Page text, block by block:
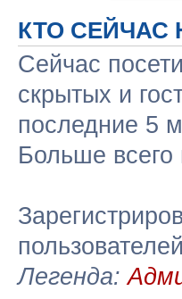
КТО СЕЙЧАС
Сейчас
скрытых и
последние 5
Больше всего
пользователей
Легенда: